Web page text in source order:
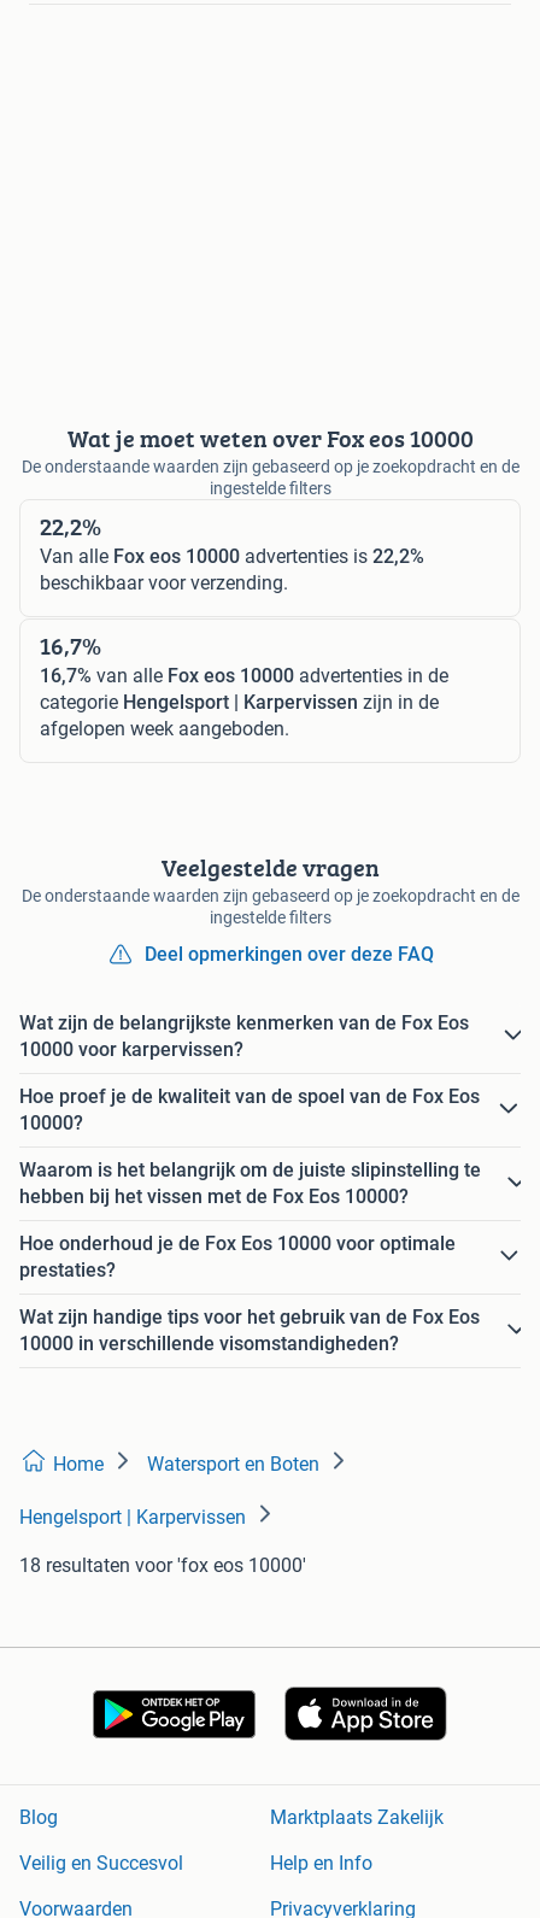
Wat je moet weten over Fox eos 10000
De onderstaande waarden zijn gebaseerd op je zoekopdracht en de
ingestelde filters
22,2%
Van alle Fox eos 10000 advertenties is 22,2%
beschikbaar voor verzending.
16,7%
16,7% van alle Fox eos 10000 advertenties in de
categorie Hengelsport | Karpervissen zijn in de
afgelopen week aangeboden.
Veelgestelde vragen
De onderstaande waarden zijn gebaseerd op je zoekopdracht en de
ingestelde filters
Deel opmerkingen over deze FAQ
Wat zijn de belangrijkste kenmerken van de Fox Eos
10000 voor karpervissen?
Hoe proef je de kwaliteit van de spoel van de Fox Eos
10000?
Waarom is het belangrijk om de juiste slipinstelling te
hebben bij het vissen met de Fox Eos 10000?
Hoe onderhoud je de Fox Eos 10000 voor optimale
prestaties?
Wat zijn handige tips voor het gebruik van de Fox Eos
10000 in verschillende visomstandigheden?
Home Watersport en Boten
Hengelsport | Karpervissen
18 resultaten voor 'fox eos 10000'
Blog
Marktplaats Zakelijk
Veilig en Succesvol
Help en Info
Voorwaarden
Privacyverklaring